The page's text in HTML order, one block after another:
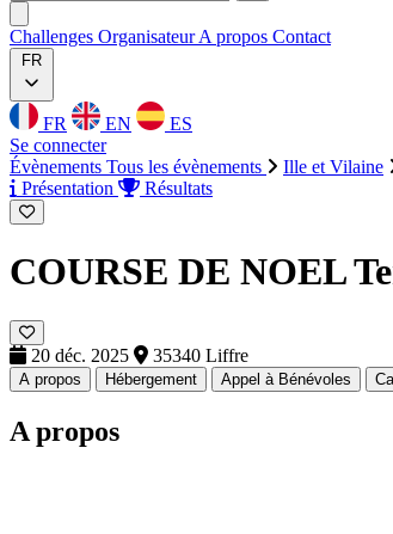
Challenges OrganisateurA propos Contact
FR
FR EN
ES
Se connecter
Évènements Tous les évènements Ille et Vilaine
Présentation
Résultats
COURSE DE NOEL
20 déc. 2025 35340 Liffre
A propos Hébergement Appel à Bénévoles
A propos